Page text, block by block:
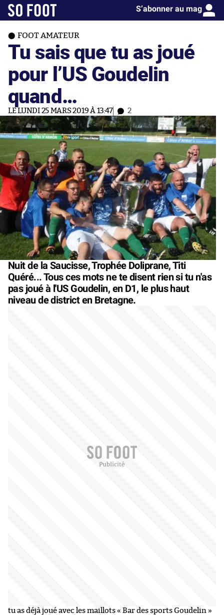
S’abonner au mag
FOOT AMATEUR
Tu sais que tu as joué
pour l’US Goudelin
quand…
LE LUNDI 25 MARS 2019 À 13:47 2
Nuit de la Saucisse, Trophée Doliprane, Titi
Quéré... Tous ces mots ne te disent rien si tu n'as
pas joué à l'US Goudelin, en D1, le plus haut
niveau de district en Bretagne.
tu as déjà joué avec les maillots « Bar des sports Goudelin »